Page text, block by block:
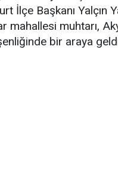
İlçe Başkanı Yalçın
mahallesi muhtarı,
bir araya